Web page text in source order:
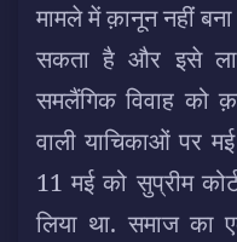
मामले में क़ानून नहीं
सकता है और इसे
समलैंगिक विवाह को
वाली याचिकाओं पर
11 मई को सुप्रीम
लिया था. समाज का